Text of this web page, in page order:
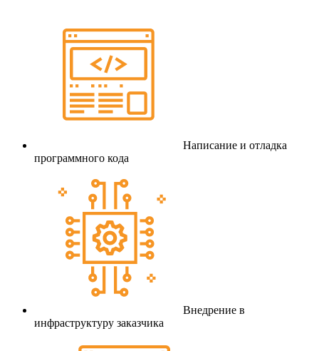
Написание и отладка
программного кода
Внедрение в
инфраструктуру заказчика